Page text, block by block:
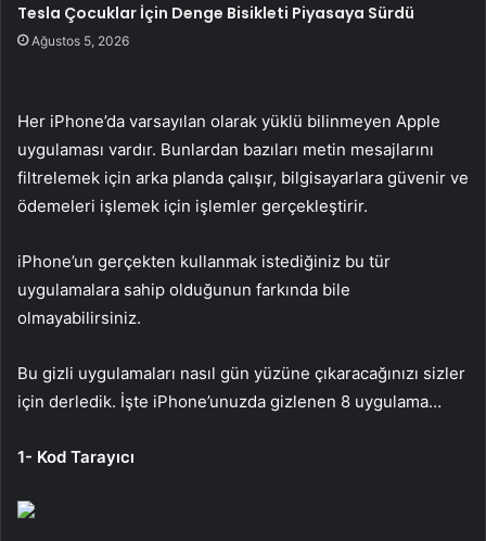
Tesla Çocuklar İçin Denge Bisikleti Piyasaya Sürdü
Ağustos 5, 2026
Her iPhone’da varsayılan olarak yüklü bilinmeyen Apple
uygulaması vardır. Bunlardan bazıları metin mesajlarını
filtrelemek için arka planda çalışır, bilgisayarlara güvenir ve
ödemeleri işlemek için işlemler gerçekleştirir.
iPhone’un gerçekten kullanmak istediğiniz bu tür
uygulamalara sahip olduğunun farkında bile
olmayabilirsiniz.
Bu gizli uygulamaları nasıl gün yüzüne çıkaracağınızı sizler
için derledik. İşte iPhone’unuzda gizlenen 8 uygulama…
1- Kod Tarayıcı